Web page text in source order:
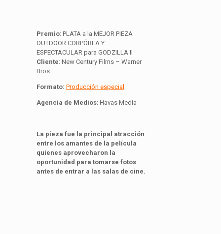
Premio: PLATA a la MEJOR PIEZA
OUTDOOR CORPÓREA Y
ESPECTACULAR para GODZILLA II
Cliente: New Century Films – Warner
Bros
Formato: Producción especial
Agencia de Medios: Havas Media
La pieza fue la principal atracción
entre los amantes de la película
quienes aprovecharon la
oportunidad para tomarse fotos
antes de entrar a las salas de cine.